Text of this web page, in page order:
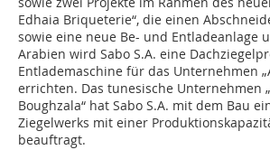
­Edhaia Briqueterie“, die einen
sowie eine neue Be- und Entladeanlage
Arabien wird Sabo S.A. eine
Entlademaschine für das Unternehmen
errichten. Das tunesische Unternehmen
Boughzala“ hat Sabo S.A. mit dem Bau
Ziegelwerks mit einer
beauftragt.